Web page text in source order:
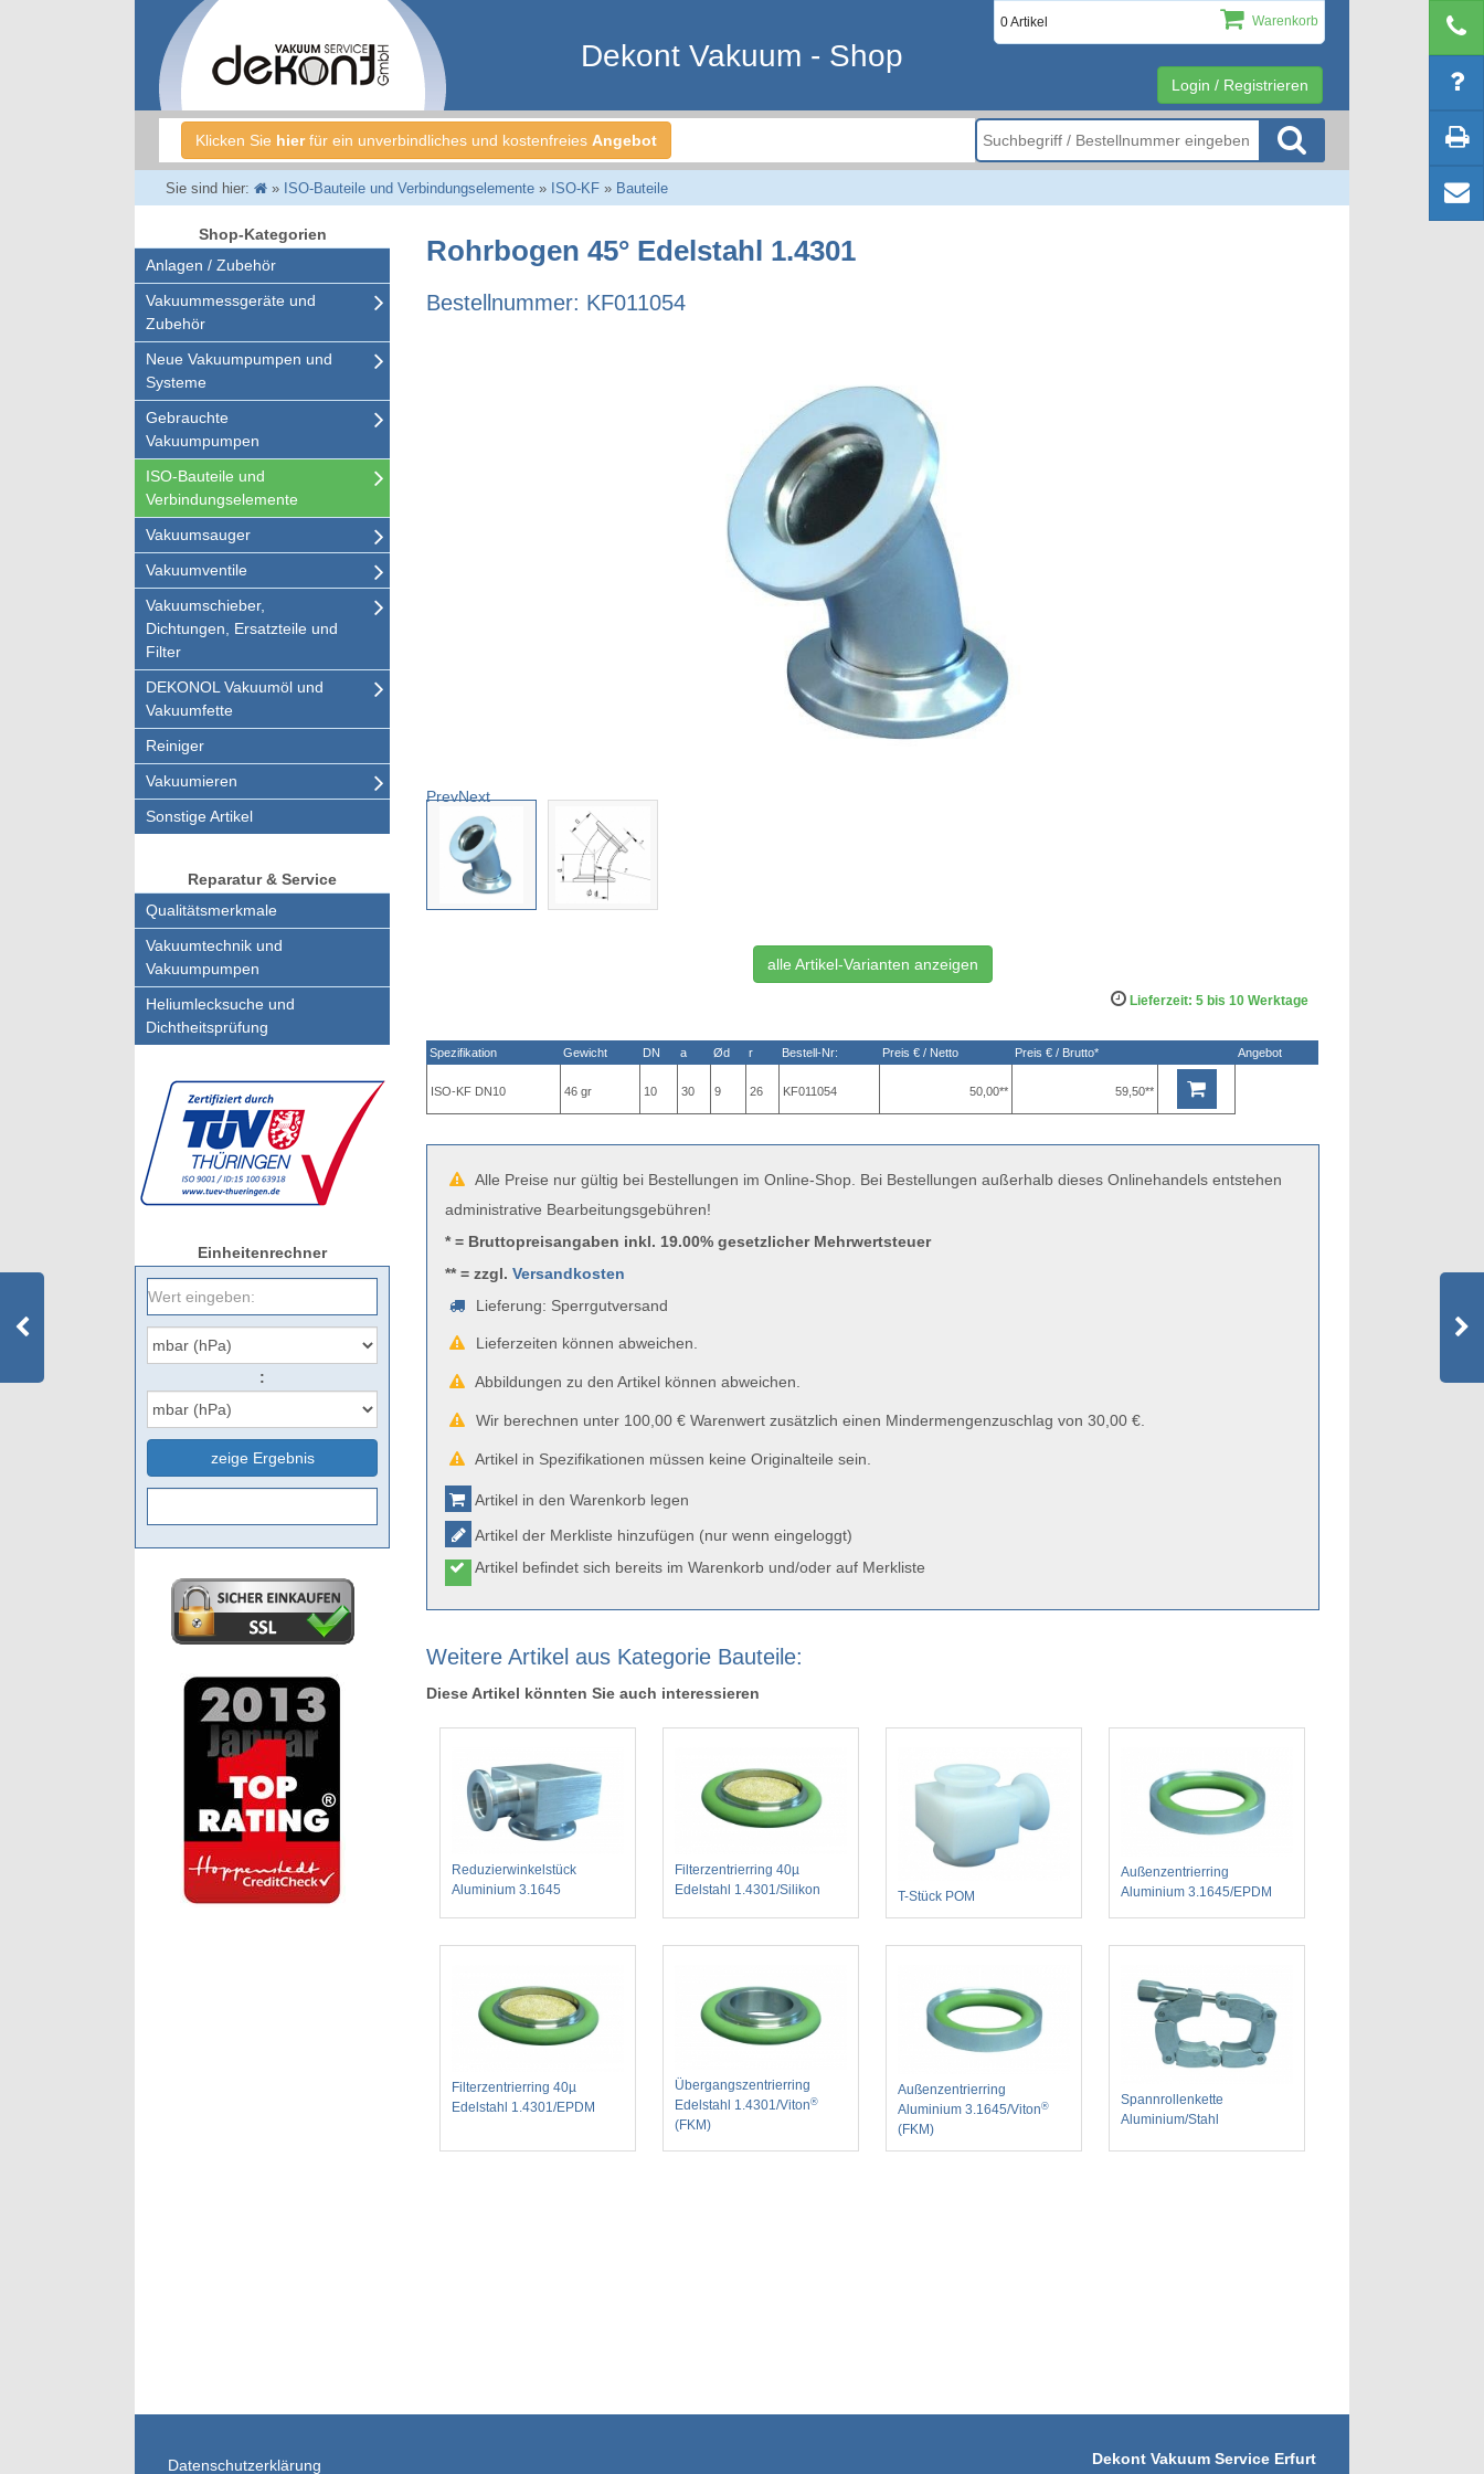
Login / Registrieren
0 Artikel Warenkorb
Dekont Vakuum - Shop
Klicken Sie hierfür ein unverbindliches und kostenfreies Angebot
Sie sind hier: » ISO-Bauteile und Verbindungselemente» ISO-KF» Bauteile
Shop-Kategorien
Anlagen / Zubehör
Vakuummessgeräte und
Zubehör
Neue Vakuumpumpen und
Systeme
Gebrauchte
Vakuumpumpen
ISO-Bauteile und
Verbindungselemente
Vakuumsauger
Vakuumventile
Vakuumschieber,
Dichtungen, Ersatzteile und
Filter
DEKONOL Vakuumöl und
Vakuumfette
Reiniger
Vakuumieren
Sonstige Artikel
Reparatur & Service
Qualitätsmerkmale
Vakuumtechnik und
Vakuumpumpen
Heliumlecksuche und
Dichtheitsprüfung
Einheitenrechner
:
zeige Ergebnis
Rohrbogen 45° Edelstahl 1.4301
Bestellnummer: KF011054
PrevNext
alle Artikel-Varianten anzeigen
Lieferzeit: 5 bis 10 Werktage
Spezifikation Gewicht DN a Ød r Bestell-Nr: Preis € / Netto Preis € / Brutto* Angebot
ISO-KF DN10 46 gr 10 30 9 26 KF011054 50,00** 59,50**
Alle Preise nur gültig bei Bestellungen im Online-Shop. Bei Bestellungen außerhalb dieses Onlinehandels entstehen
administrative Bearbeitungsgebühren!
* = Bruttopreisangaben inkl. 19.00% gesetzlicher Mehrwertsteuer
** = zzgl.Versandkosten
Lieferung: Sperrgutversand
Lieferzeiten können abweichen.
Abbildungen zu den Artikel können abweichen.
Wir berechnen unter 100,00 € Warenwert zusätzlich einen Mindermengenzuschlag von 30,00 €.
Artikel in Spezifikationen müssen keine Originalteile sein.
Artikel in den Warenkorb legen
Artikel der Merkliste hinzufügen (nur wenn eingeloggt)
Artikel befindet sich bereits im Warenkorb und/oder auf Merkliste
Weitere Artikel aus Kategorie Bauteile:
Diese Artikel könnten Sie auch interessieren
Reduzierwinkelstück
Aluminium 3.1645
Filterzentrierring 40µ
Edelstahl 1.4301/Silikon
T-Stück POM
Außenzentrierring
Aluminium 3.1645/EPDM
Filterzentrierring 40µ
Edelstahl 1.4301/EPDM
Übergangszentrierring
Edelstahl 1.4301/Viton®
(FKM)
Außenzentrierring
Aluminium 3.1645/Viton®
(FKM)
Spannrollenkette
Aluminium/Stahl
Datenschutzerklärung
Dekont Vakuum Service Erfurt